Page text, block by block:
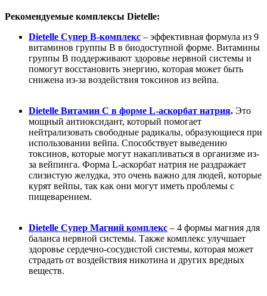
Рекомендуемые комплексы Dietelle:
Dietelle Супер В-комплекс – эффективная формула из 9
витаминов группы В в биодоступной форме. Витамины
группы B поддерживают здоровье нервной системы и
помогут восстановить энергию, которая может быть
снижена из-за воздействия токсинов из вейпа.
Dietelle Витамин С в форме L-аскорбат натрия. Это
мощный антиоксидант, который помогает
нейтрализовать свободные радикалы, образующиеся при
использовании вейпа. Способствует выведению
токсинов, которые могут накапливаться в организме из-
за вейпинга. Форма L-аскорбат натрия не раздражает
слизистую желудка, это очень важно для людей, которые
курят вейпы, так как они могут иметь проблемы с
пищеварением.
Dietelle Супер Магний комплекс – 4 формы магния для
баланса нервной системы. Также комплекс улучшает
здоровье сердечно-сосудистой системы, которая может
страдать от воздействия никотина и других вредных
веществ.